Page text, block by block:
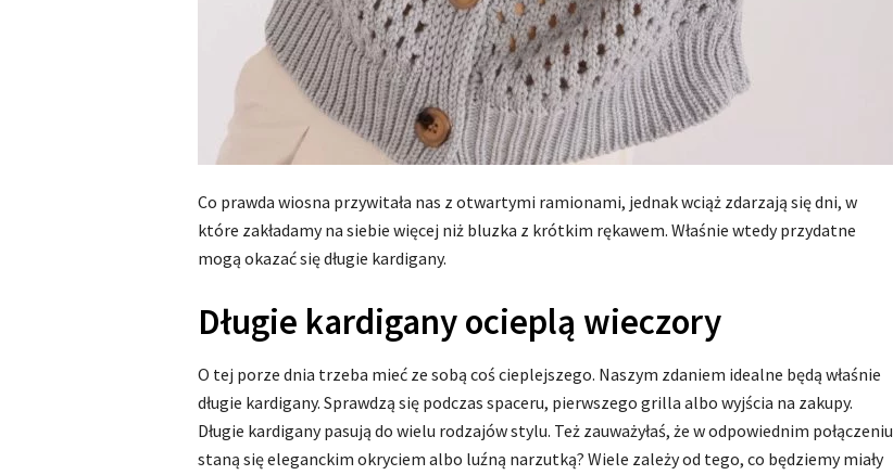
Co prawda wiosna przywitała nas z otwartymi ramionami, jednak wciąż zdarzają się dni, w
które zakładamy na siebie więcej niż bluzka z krótkim rękawem. Właśnie wtedy przydatne
mogą okazać się długie kardigany.
Długie kardigany ocieplą wieczory
O tej porze dnia trzeba mieć ze sobą coś cieplejszego. Naszym zdaniem idealne będą właśnie
długie kardigany. Sprawdzą się podczas spaceru, pierwszego grilla albo wyjścia na zakupy.
Długie kardigany pasują do wielu rodzajów stylu. Też zauważyłaś, że w odpowiednim połączeniu
staną się eleganckim okryciem albo luźną narzutką? Wiele zależy od tego, co będziemy miały